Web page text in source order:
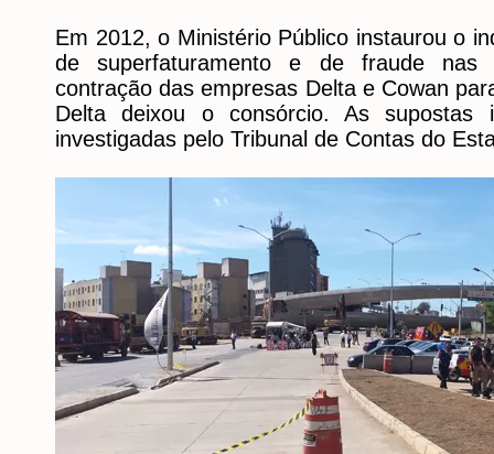
Em 2012, o Ministério Público instaurou o
de superfaturamento e de fraude nas
contração das empresas Delta e Cowan
Delta deixou o consórcio. As supostas
investigadas pelo Tribunal de Contas do